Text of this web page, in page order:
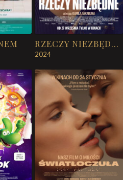
RZECZY NIEZBĘDNE
2024